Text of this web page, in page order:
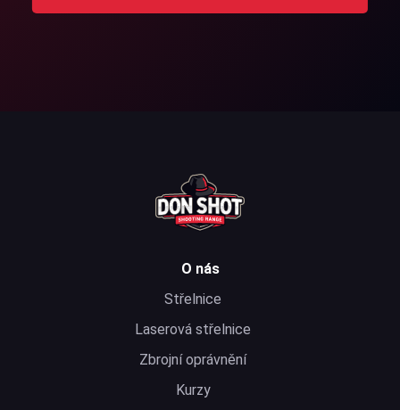
O nás
Střelnice
Laserová střelnice
Zbrojní oprávnění
Kurzy